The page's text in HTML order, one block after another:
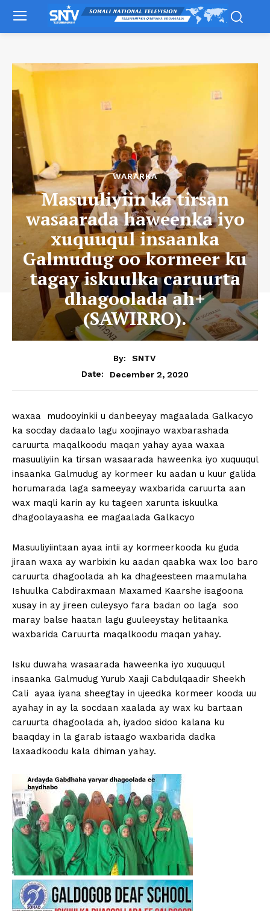
WARARKA
Masuuliyiin ka tirsan
wasaarada haweenka iyo
xuquuqul insaanka
Galmudug oo kormeer ku
tagay iskuulka caruurta
dhagoolada ah+
(SAWIRRO).
By:
SNTV
Date:
December 2, 2020
waxaa mudooyinkii u danbeeyay magaalada Galkacyo
ka socday dadaalo lagu xoojinayo waxbarashada
caruurta maqalkoodu maqan yahay ayaa waxaa
masuuliyiin ka tirsan wasaarada haweenka iyo xuquuqul
insaanka Galmudug ay kormeer ku aadan u kuur galida
horumarada laga sameeyay waxbarida caruurta aan
wax maqli karin ay ku tageen xarunta iskuulka
dhagoolayaasha ee magaalada Galkacyo
Masuuliyiintaan ayaa intii ay kormeerkooda ku guda
jiraan waxa ay warbixin ku aadan qaabka wax loo baro
caruurta dhagoolada ah ka dhageesteen maamulaha
Ishuulka Cabdiraxmaan Maxamed Kaarshe isagoona
xusay in ay jireen culeysyo fara badan oo laga soo
maray balse haatan lagu guuleeystay helitaanka
waxbarida Caruurta maqalkoodu maqan yahay.
Isku duwaha wasaarada haweenka iyo xuquuqul
insaanka Galmudug Yurub Xaaji Cabdulqaadir Sheekh
Cali ayaa iyana sheegtay in ujeedka kormeer kooda uu
ayahay in ay la socdaan xaalada ay wax ku bartaan
caruurta dhagoolada ah, iyadoo sidoo kalana ku
baaqday in la garab istaago waxbarida dadka
laxaadkoodu kala dhiman yahay.